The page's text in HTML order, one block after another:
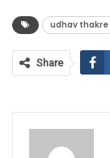
udhav thakre
Share